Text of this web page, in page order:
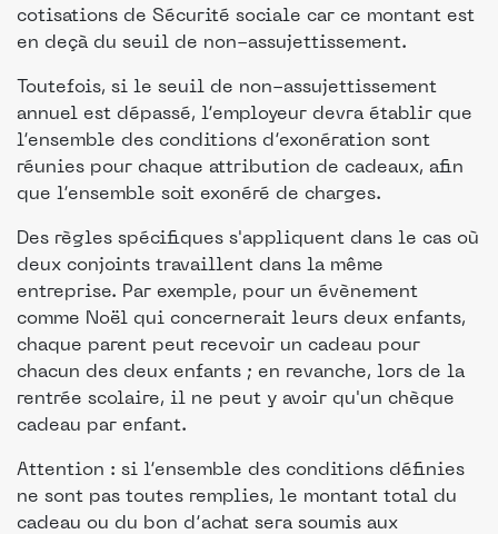
cotisations de Sécurité sociale car ce montant est
en deçà du seuil de non-assujettissement.
Toutefois, si le seuil de non-assujettissement
annuel est dépassé, l’employeur devra établir que
l’ensemble des conditions d’exonération sont
réunies pour chaque attribution de cadeaux, afin
que l’ensemble soit exonéré de charges.
Des règles spécifiques s'appliquent dans le cas où
deux conjoints travaillent dans la même
entreprise. Par exemple, pour un évènement
comme Noël qui concernerait leurs deux enfants,
chaque parent peut recevoir un cadeau pour
chacun des deux enfants ; en revanche, lors de la
rentrée scolaire, il ne peut y avoir qu'un chèque
cadeau par enfant.
Attention : si l’ensemble des conditions définies
ne sont pas toutes remplies, le montant total du
cadeau ou du bon d’achat sera soumis aux